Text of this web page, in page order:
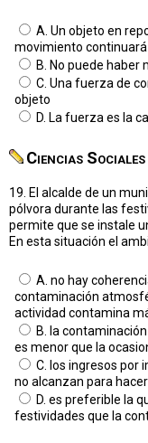
A. Un objeto en
movimiento
B. No puede
C. Una fuerza de
objeto
D. La fuerza es la
Ciencias Sociales
19. El alcalde de un
pólvora durante las
permite que se instale
En esta situación el
A. no hay
contaminación
actividad contamina
B. la
es menor que la
C. los ingresos por
no alcanzan para
D. es preferible la
festividades que la